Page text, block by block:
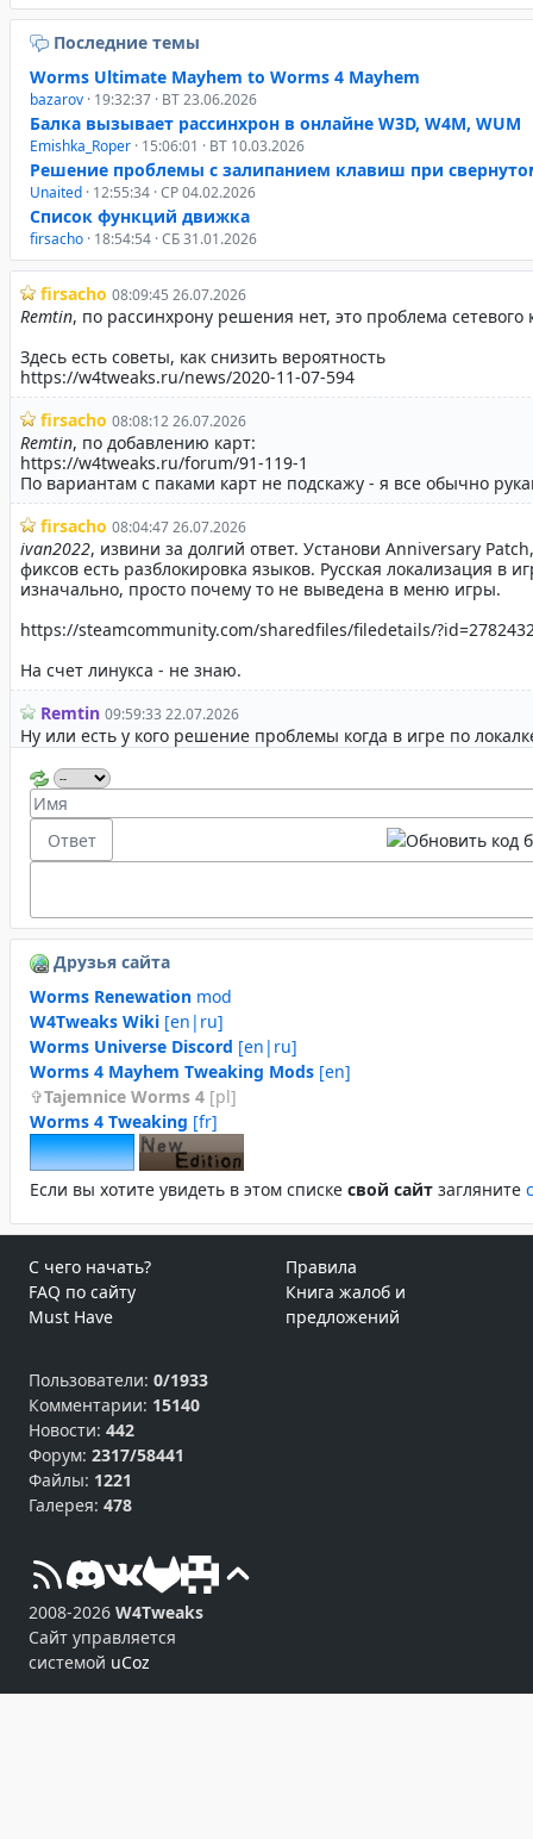
Последние темы
Worms Ultimate Mayhem to Worms 4 Mayhem
bazarov · 19:32:37 · ВТ 23.06.2026
Балка вызывает рассинхрон в онлайне W3D, W4M, WUM
Emishka_Roper · 15:06:01 · ВТ 10.03.2026
Решение проблемы с залипанием клавиш при
Unaited · 12:55:34 · СР 04.02.2026
Список функций движка
firsacho · 18:54:54 · СБ 31.01.2026
Друзья сайта
Worms Renewation mod
W4Tweaks Wiki [en|ru]
Worms Universe Discord [en|ru]
Worms 4 Mayhem Tweaking Mods [en]
Tajemnice Worms 4 [pl]
Worms 4 Tweaking [fr]
Если вы хотите увидеть в этом спиcке свой сайт загляните
С чего начать?
FAQ по сайту
Must Have
Правила
Книга жалоб и
предложений
Пользователи: 0/1933
Комментарии: 15140
Новости: 442
Форум: 2317/58441
Файлы: 1221
Галерея: 478
2008-2026 W4Tweaks
Сайт управляется
системой uCoz